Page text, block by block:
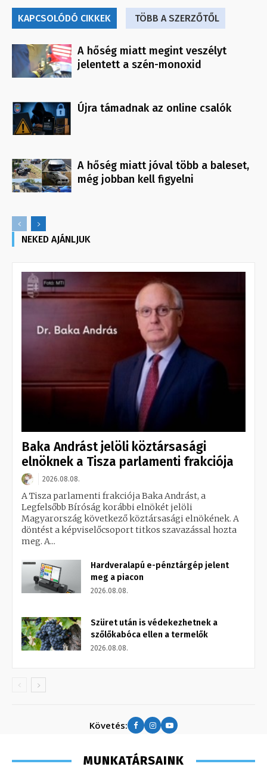
KAPCSOLÓDÓ CIKKEK TÖBB A SZERZŐTŐL
A hőség miatt megint veszélyt
jelentett a szén-monoxid
Újra támadnak az online csalók
A hőség miatt jóval több a baleset,
még jobban kell figyelni
NEKED AJÁNLJUK
Baka Andrást jelöli köztársasági
elnöknek a Tisza parlamenti frakciója
2026.08.08.
A Tisza parlamenti frakciója Baka Andrást, a
Legfelsőbb Bíróság korábbi elnökét jelöli
Magyarország következő köztársasági elnökének. A
döntést a képviselőcsoport titkos szavazással hozta
meg. A...
Hardveralapú e-pénztárgép jelent
meg a piacon
2026.08.08.
Szüret után is védekezhetnek a
szőlőkabóca ellen a termelők
2026.08.08.
Követés:
MUNKATÁRSAINK